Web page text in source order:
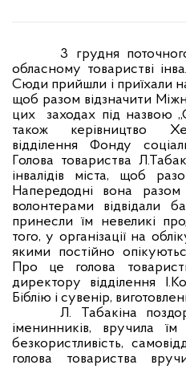
3 грудня
обласному товаристві
Сюди прийшли і приїхали
щоб разом відзначити
цих
заходах під назвою
також керівництво
відділення Фонду
Голова товариства
інвалідів міста, щоб
Напередодні вона разом
волонтерами відвідали
принесли їм невеликі
того, у організації на
якими постійно
Про це голова
директору відділення
Біблію і сувенір,
Л. Табакіна
іменинників, вручила
безкористливість,
голова товариства